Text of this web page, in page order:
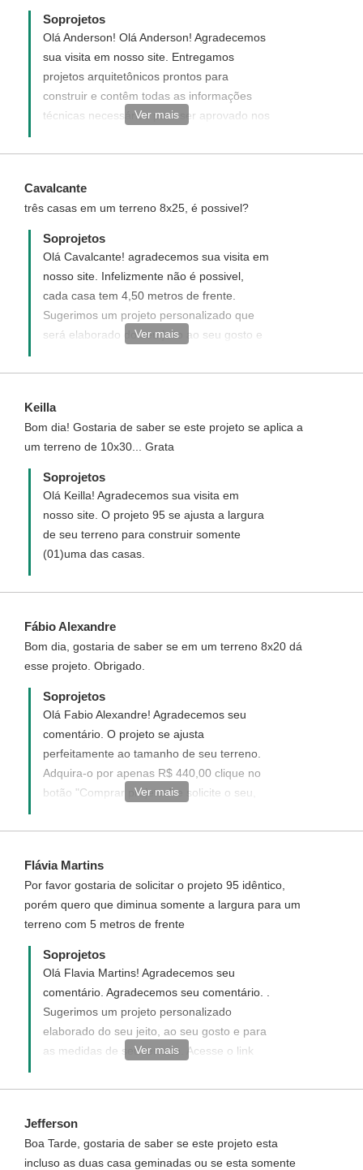
desta casa,porque pergunto, pos uma planta desta
aqui em miinha cidade pagaria em torno de 3.500.00,
estou surpreso pelo valor de 440,00 tem mais algum
valor a ser pago,ou nao, ou e so ter o projeto em maos
e construir
Soprojetos
Olá Anderson! Olá Anderson! Agradecemos
sua visita em nosso site. Entregamos
projetos arquitetônicos prontos para
construir e contêm todas as informações
técnicas necessárias para ser aprovado nos
outros elementos, nossos arquitetos farão
contratar um profissional local para fazer a
aprovação nos órgãos competentes e
acompanhar a construção de sua futura
casa. Temos os serviços opcionais: Registro
do Projeto Hidro-Sanitário, Elétrico (estes
geralmente são exigidos pela prefeitura)
Orçamento Quantitativo, Documentos da
CAIXA. O Projeto COD 95 custa apenas R$
440,00 adquira o seu, teremos imenso
Ver mais
Cavalcante
três casas em um terreno 8x25, é possivel?
Soprojetos
Olá Cavalcante! agradecemos sua visita em
nosso site. Infelizmente não é possivel,
cada casa tem 4,50 metros de frente.
Sugerimos um projeto personalizado que
será elaborado do seu jeito ao seu gosto e
link abaixo veja como funciona.
Ver mais
Keilla
Bom dia! Gostaria de saber se este projeto se aplica a
um terreno de 10x30... Grata
Soprojetos
Olá Keilla! Agradecemos sua visita em
nosso site. O projeto 95 se ajusta a largura
de seu terreno para construir somente
(01)uma das casas.
Fábio Alexandre
Bom dia, gostaria de saber se em um terreno 8x20 dá
esse projeto. Obrigado.
Soprojetos
Olá Fabio Alexandre! Agradecemos seu
comentário. O projeto se ajusta
perfeitamente ao tamanho de seu terreno.
Adquira-o por apenas R$ 440,00 clique no
botão "Comprar projetos" e solicite o seu,
Ver mais
Flávia Martins
Por favor gostaria de solicitar o projeto 95 idêntico,
porém quero que diminua somente a largura para um
terreno com 5 metros de frente
Soprojetos
Olá Flavia Martins! Agradecemos seu
comentário. Agradecemos seu comentário. .
Sugerimos um projeto personalizado
elaborado do seu jeito, ao seu gosto e para
as medidas de seu terreno. Acesse o link
http://www.soprojetos.com.br/personalizado
Ver mais
Jefferson
Boa Tarde, gostaria de saber se este projeto esta
incluso as duas casa geminadas ou se esta somente